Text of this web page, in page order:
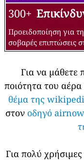
300+
Προειδοποίηση για
σοβαρές επιπτώσεις
Για να μάθετε
ποιότητα του
θέμα της
στον οδηγό airnow
Για πολύ